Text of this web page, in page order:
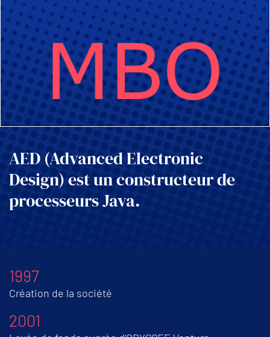
AED (Advanced Electronic
Design) est un constructeur de
processeurs Java.
1997
Création de la société
2001